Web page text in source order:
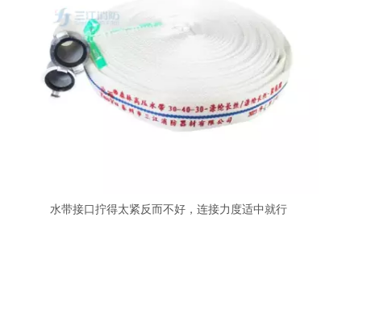
水带接口拧得太紧反而不好，连接力度适中就行